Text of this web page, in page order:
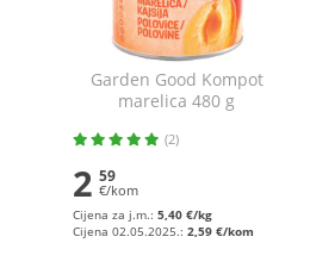
Garden Good Kompot
marelica 480 g
(2)
2 59
€/kom
Cijena za j.m.: 5,40 €/kg
Cijena 02.05.2025.: 2,59 €/kom